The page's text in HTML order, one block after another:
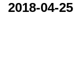
2018-04-25